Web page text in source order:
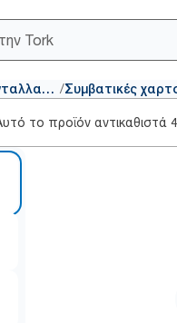
Ανταλλακτικά /
το προϊόν αντικαθιστά